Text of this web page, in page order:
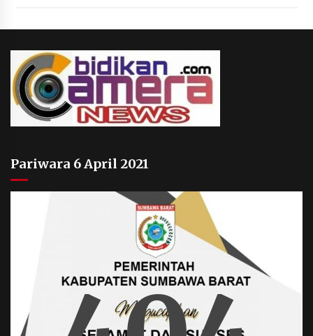
Pariwara 6 April 2021